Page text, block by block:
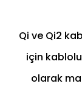
Qi ve Qi2
için
olarak